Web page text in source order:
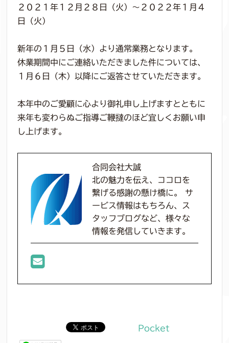
２０２１年１２月２８日（火）～２０２２年１月４
日（火）
新年の１月５日（水）より通常業務となります。
休業期間中にご連絡いただきました件については、
１月６日（木）以降にご返答させていただきます。
本年中のご愛顧に心より御礼申し上げますとともに
来年も変わらぬご指導ご鞭撻のほど宜しくお願い申
し上げます。
合同会社大誠
北の魅力を伝え、ココロを
繋げる感謝の懸け橋に。 サ
ービス情報はもちろん、ス
タッフブログなど、様々な
情報を発信していきます。
Pocket